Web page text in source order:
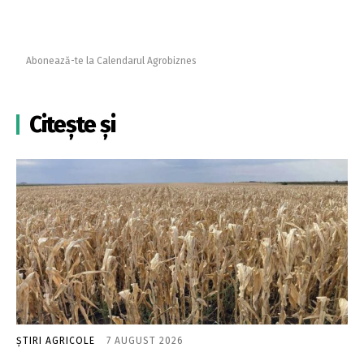
Abonează-te la Calendarul Agrobiznes
Citește și
ȘTIRI AGRICOLE 7 AUGUST 2026